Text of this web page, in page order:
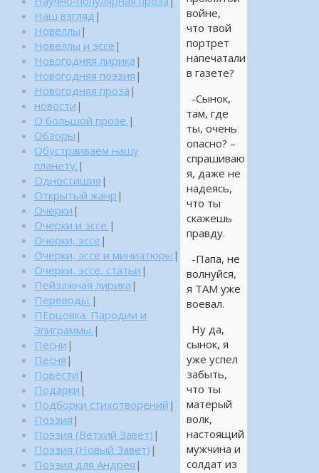
войне,
что твой
портрет
напечатали
в газете?
-Сынок,
там, где
ты, очень
опасно? –
спрашиваю
я, даже не
надеясь,
что ты
скажешь
правду.
-Папа, не
волнуйся,
я ТАМ уже
воевал.
Ну да,
сынок, я
уже успел
забыть,
что ты
матерый
волк,
настоящий
мужчина и
солдат из
Наш взгляд |
Новеллы |
Новеллы и эссе |
Новогодняя лирика |
Новогодняя поэзия |
Новогодняя проза |
новости |
О большой прозе. |
Обзоры |
Обустраиваем нашу
планету. |
Одностишия |
Открытый жанр |
Очерки |
Очерки и эссе. |
Очерки, эссе |
Очерки, эссе и миниатюры |
Очерки, эссе, статьи |
Пейзажная лирика |
Переводы. |
ПЕрцовка. Пародии и
Эпиграммы. |
Песни |
Песня |
Повести |
Подарки |
Подборки стихотворений |
Поэзия |
Поэзия (Ветхий Завет) |
Поэзия (Новый Завет) |
Поэзия для Андрея |